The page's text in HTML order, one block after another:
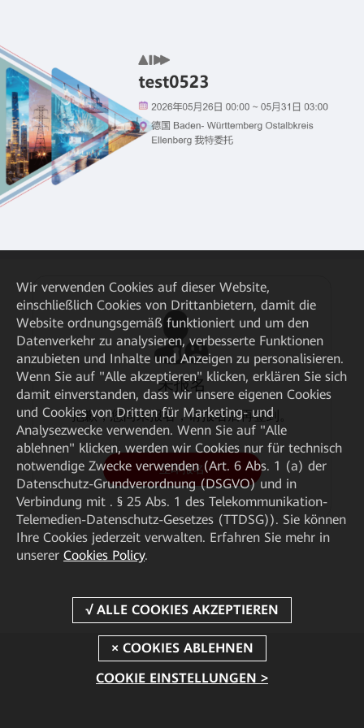
未报名
抱歉，您尚未报名，请报名后再签到。
立即报名
Wir verwenden Cookies auf dieser Website,
einschließlich Cookies von Drittanbietern, damit die
Website ordnungsgemäß funktioniert und um den
Datenverkehr zu analysieren, verbesserte Funktionen
anzubieten und Inhalte und Anzeigen zu personalisieren.
Wenn Sie auf "Alle akzeptieren" klicken, erklären Sie sich
damit einverstanden, dass wir unsere eigenen Cookies
und Cookies von Dritten für Marketing- und
Analysezwecke verwenden. Wenn Sie auf "Alle
ablehnen" klicken, werden wir Cookies nur für technisch
notwendige Zwecke verwenden (Art. 6 Abs. 1 (a) der
Datenschutz-Grundverordnung (DSGVO) und in
Verbindung mit . § 25 Abs. 1 des Telekommunikation-
Telemedien-Datenschutz-Gesetzes (TTDSG)). Sie können
Ihre Cookies jederzeit verwalten. Erfahren Sie mehr in
unserer Cookies Policy.
COOKIE EINSTELLUNGEN >